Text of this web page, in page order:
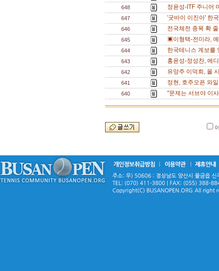
648 정윤성-ITF 주니어
647 '굿바이 이진아' 한
646 전국체전 종목 확
645 ▣이형택-전미라,
644 한국테니스 계보를
643 홍윤성-정성찬, 에
642 유망주 이덕희, 올
641 정현, 호주오픈 와
640 "문제는 서브야 이